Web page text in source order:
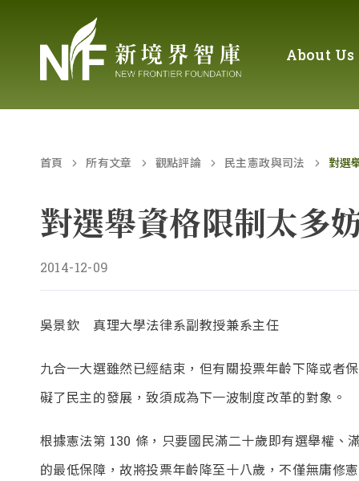
About Us
首頁 所有文章 觀點評論 民主憲政與司法 對選
對選舉資格限制太多
2014-12-09
吳景欽 真理大學法律系副教授兼系主任
九合一大選雖然已經結束，但有關投票年齡下降或者
礙了民主的發展，致須成為下一波制度改革的對象。
根據憲法第 130 條，只要國民滿二十歲即有選舉權、
的最低保障，故將投票年齡降至十八歲，不僅無庸修